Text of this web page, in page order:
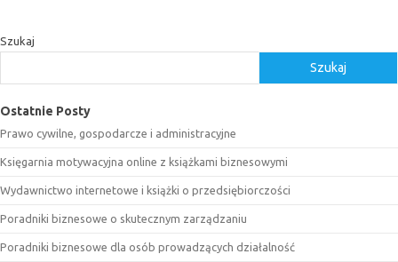
Szukaj
Szukaj
Ostatnie Posty
Prawo cywilne, gospodarcze i administracyjne
Księgarnia motywacyjna online z książkami biznesowymi
Wydawnictwo internetowe i książki o przedsiębiorczości
Poradniki biznesowe o skutecznym zarządzaniu
Poradniki biznesowe dla osób prowadzących działalność